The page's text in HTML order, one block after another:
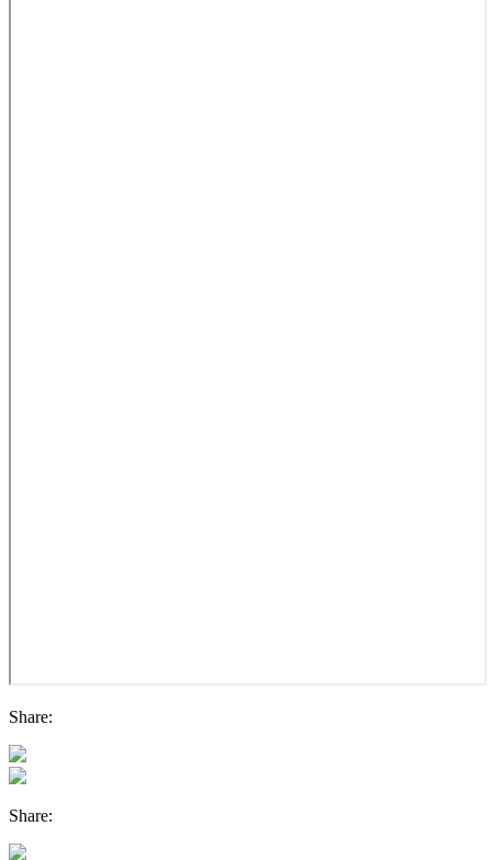
Share:
Share: